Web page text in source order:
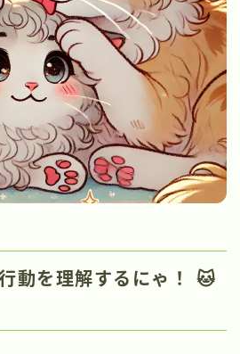
動を理解するにゃ！
🐱